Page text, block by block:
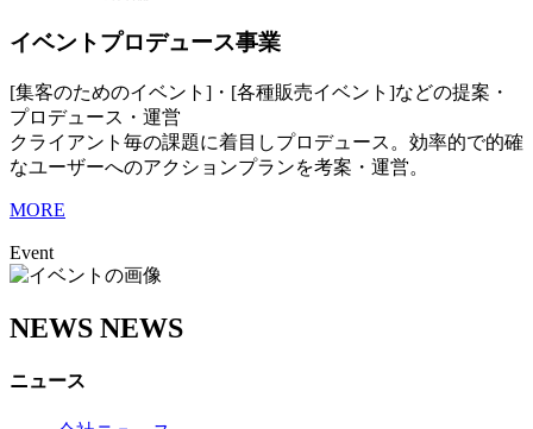
イベントプロデュース事業
[集客のためのイベント]・[各種販売イベント]などの提案・
プロデュース・運営
クライアント毎の課題に着目しプロデュース。効率的で的確
なユーザーへのアクションプランを考案・運営。
MORE
Event
NEWS NEWS
ニュース